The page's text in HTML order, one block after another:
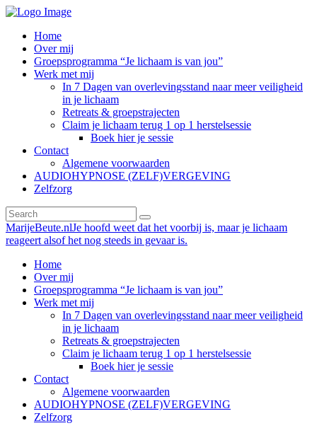
Home
Over mij
Groepsprogramma “Je lichaam is van jou”
Werk met mij
In 7 Dagen van overlevingsstand naar meer veiligheid
in je lichaam
Retreats & groepstrajecten
Claim je lichaam terug 1 op 1 herstelsessie
Boek hier je sessie
Contact
Algemene voorwaarden
AUDIOHYPNOSE (ZELF)VERGEVING
Zelfzorg
MarijeBeute.nlJe hoofd weet dat het voorbij is, maar je lichaam
reageert alsof het nog steeds in gevaar is.
Home
Over mij
Groepsprogramma “Je lichaam is van jou”
Werk met mij
In 7 Dagen van overlevingsstand naar meer veiligheid
in je lichaam
Retreats & groepstrajecten
Claim je lichaam terug 1 op 1 herstelsessie
Boek hier je sessie
Contact
Algemene voorwaarden
AUDIOHYPNOSE (ZELF)VERGEVING
Zelfzorg